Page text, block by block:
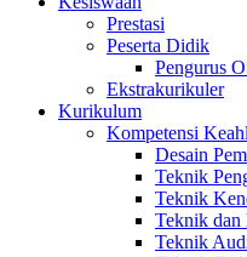
Prestasi
Peserta Didik
Pengurus
Ekstrakurikuler
Kurikulum
Kompetensi
Desain
Teknik
Teknik
Teknik dan
Teknik